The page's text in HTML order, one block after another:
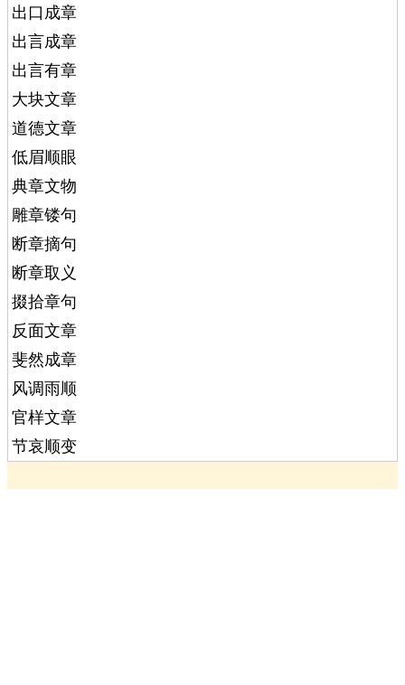
出口成章
出言成章
出言有章
大块文章
道德文章
低眉顺眼
典章文物
雕章镂句
断章摘句
断章取义
掇拾章句
反面文章
斐然成章
风调雨顺
官样文章
节哀顺变